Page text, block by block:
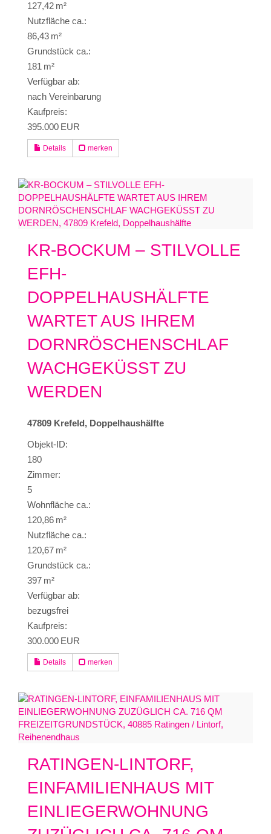
127,42 m²
Nutzfläche ca.:
86,43 m²
Grund­stück ca.:
181 m²
Verfügbar ab:
nach Vereinbarung
Kaufpreis:
395.000 EUR
Details merken
KR-BOCKUM – STILVOLLE
EFH-
DOPPELHAUSHÄLFTE
WARTET AUS IHREM
DORNRÖSCHENSCHLAF
WACHGEKÜSST ZU
WERDEN
47809 Krefeld, Doppelhaushälfte
Objekt-ID:
180
Zimmer:
5
Wohnfläche ca.:
120,86 m²
Nutzfläche ca.:
120,67 m²
Grund­stück ca.:
397 m²
Verfügbar ab:
bezugsfrei
Kaufpreis:
300.000 EUR
Details merken
RATINGEN-LINTORF,
EINFAMILIENHAUS MIT
EINLIEGERWOHNUNG